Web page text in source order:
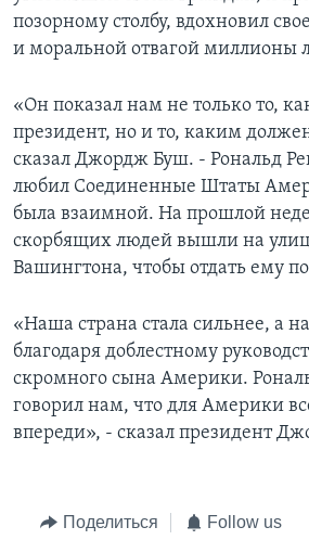
позорному столбу, вдохновил
и моральной отвагой миллионы
«Он показал нам не только то,
президент, но и то, каким
сказал Джордж Буш. - Рональд
любил Соединенные Штаты
была взаимной. На прошлой
скорбящих людей вышли на
Вашингтона, чтобы отдать ему
«Наша страна стала сильнее, а
благодаря доблестному
скромного сына Америки.
говорил нам, что для Америки
впереди», - сказал президент
Поделиться Follow us